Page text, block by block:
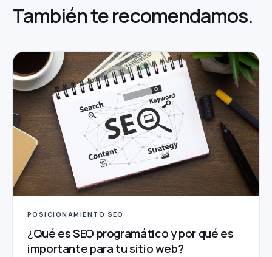
También terecomendamos.
POSICIONAMIENTO SEO
¿Qué es SEO programático y por qué es
importante para tu sitio web?